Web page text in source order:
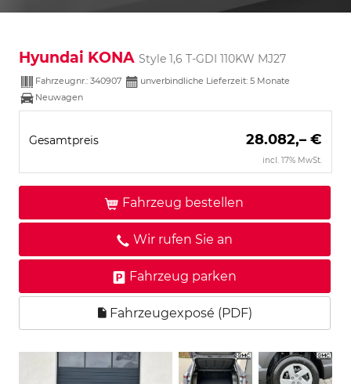
Hyundai KONA Style 1,6 T-GDI 110KW MJ27
Fahrzeugnr.: 340907 unverbindliche Lieferzeit: 5 Monate
Neuwagen
Gesamtpreis 28.082,– €
incl. 17% MwSt.
Fahrzeug bestellen
Wir rufen Sie an
Fahrzeug parken
Fahrzeugexposé (PDF)